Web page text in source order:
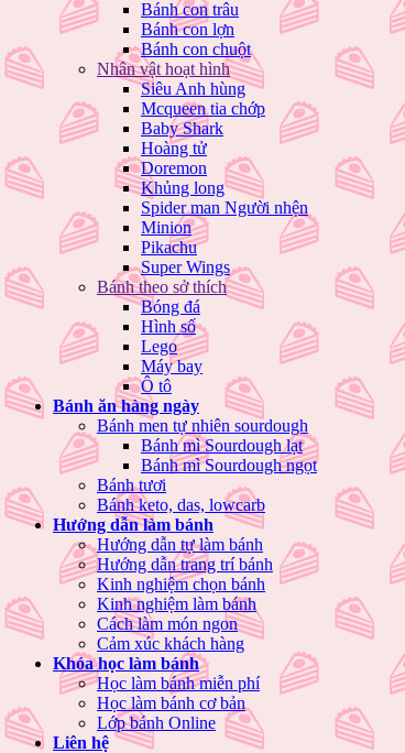
Bánh con trâu
Bánh con lợn
Bánh con chuột
Nhân vật hoạt hình
Siêu Anh hùng
Mcqueen tia chớp
Baby Shark
Hoàng tử
Doremon
Khủng long
Spider man Người nhện
Minion
Pikachu
Super Wings
Bánh theo sở thích
Bóng đá
Hình số
Lego
Máy bay
Ô tô
Bánh ăn hàng ngày
Bánh men tự nhiên sourdough
Bánh mì Sourdough lạt
Bánh mì Sourdough ngọt
Bánh tươi
Bánh keto, das, lowcarb
Hướng dẫn làm bánh
Hướng dẫn tự làm bánh
Hướng dẫn trang trí bánh
Kinh nghiệm chọn bánh
Kinh nghiệm làm bánh
Cách làm món ngon
Cảm xúc khách hàng
Khóa học làm bánh
Học làm bánh miễn phí
Học làm bánh cơ bản
Lớp bánh Online
Liên hệ